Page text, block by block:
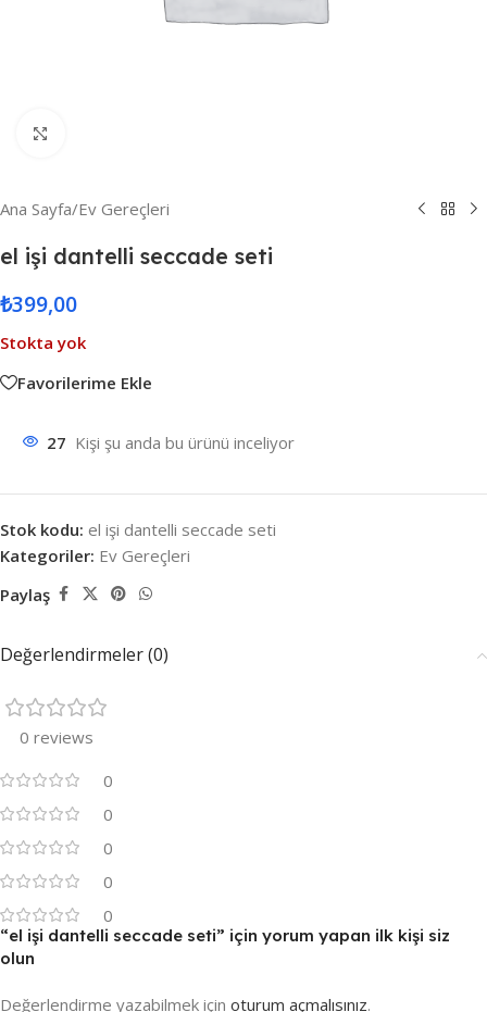
Ana Sayfa/Ev Gereçleri
el işi dantelli seccade seti
₺399,00
Stokta yok
Favorilerime Ekle
27 Kişi şu anda bu ürünü inceliyor
Stok kodu: el işi dantelli seccade seti
Kategoriler: Ev Gereçleri
Paylaş
Değerlendirmeler (0)
0 reviews
0
0
0
0
0
“el işi dantelli seccade seti” için yorum yapan ilk kişi siz
olun
Değerlendirme yazabilmek için oturum açmalısınız.